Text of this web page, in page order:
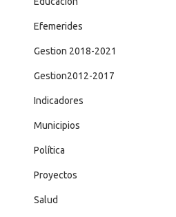
Efemerides
Gestion 2018-2021
Gestion2012-2017
Indicadores
Municipios
Política
Proyectos
Salud